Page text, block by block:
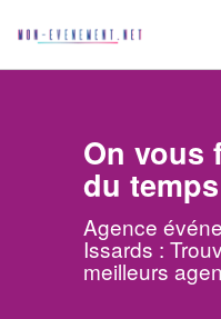
On vous
du
Agence
Issards :
meilleurs